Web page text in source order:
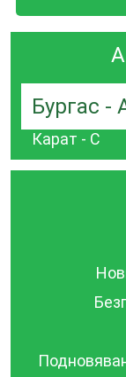
Бургас -
Карат - С